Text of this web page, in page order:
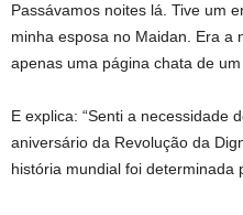
Passávamos noites lá. Tive um
minha esposa no Maidan. Era a
apenas uma página chata de
E explica: “Senti a necessidade
aniversário da Revolução da
história mundial foi determinada